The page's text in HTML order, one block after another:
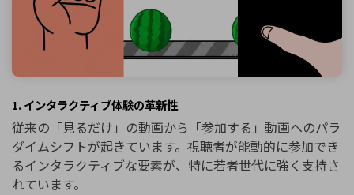
1. インタラクティブ体験の革新性
従来の「見るだけ」の動画から「参加する」動画へのパラ
ダイムシフトが起きています。視聴者が能動的に参加でき
るインタラクティブな要素が、特に若者世代に強く支持さ
れています。